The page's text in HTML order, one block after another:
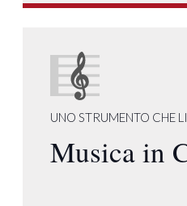
UNO STRUMENTO CHE
Musica in